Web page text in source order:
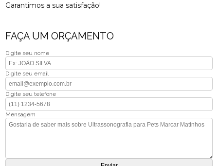
Garantimos a sua satisfação!
FAÇA UM ORÇAMENTO
Digite seu nome
Digite seu email
Digite seu telefone
Mensagem